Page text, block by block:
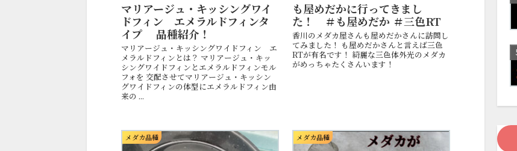
マリアージュ・キッシングワイ
ドフィン エメラルドフィンタ
イプ 品種紹介！
マリアージュ・キッシングワイドフィン エ
メラルドフィンとは？ マリアージュ・キッ
シングワイドフィンとエメラルドフィンモル
フォを 交配させてマリアージュ・キッシン
グワイドフィンの体型にエメラルドフィン由
来の ...
も屋めだかに行ってきまし
た！ ＃も屋めだか ＃三色RT
香川のメダカ屋さんも屋めだかさんに訪問し
てみました！ も屋めだかさんと言えば三色
RTが有名です！ 綺麗な三色体外光のメダカ
がめっちゃたくさんいます！
メダカ品種 メダカ品種